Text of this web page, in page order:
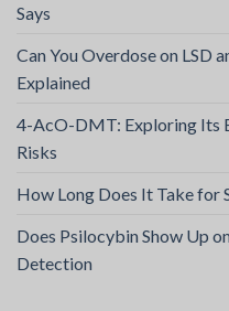
Says
Can You Overdose on LSD
Explained
4-AcO-DMT: Exploring Its
Risks
How Long Does It Take for
Does Psilocybin Show Up
Detection